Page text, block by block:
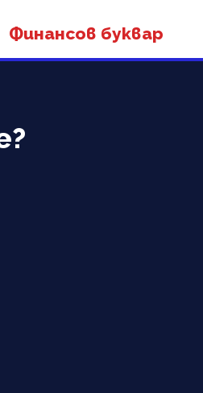
Финансов буквар